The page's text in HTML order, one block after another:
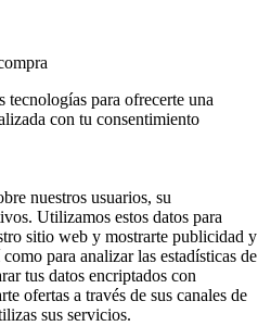
para ofrecerte una
con tu consentimiento
nuestros usuarios, su
Utilizamos estos datos para
sitio web y mostrarte publicidad y
para analizar las estadísticas de
tus datos encriptados con
ofertas a través de sus canales de
sus servicios.